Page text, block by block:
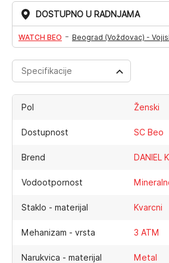
DOSTUPNO U RADNJAMA
WATCH BEO - Beograd (Voždovac) -
Specifikacije
Pol Ženski
Dostupnost SC Beo
Brend DANIEL
Vodootpornost
Staklo - materijal Kvarcni
Mehanizam - vrsta 3 ATM
Narukvica - materijal Metal